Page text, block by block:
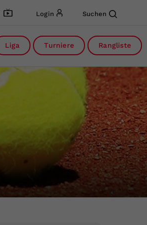
Login Suchen
Liga Turniere Rangliste